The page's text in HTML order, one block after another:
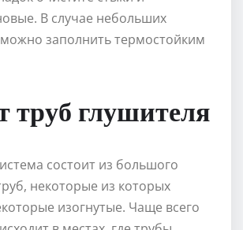
В случае небольших
заполнить термостойким
труб глушителя
состоит из большого
некоторые из которых
изогнутые. Чаще всего